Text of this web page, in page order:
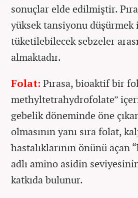
sonuçlar elde edilmiştir.
yüksek tansiyonu düşürmek
tüketilebilecek sebzeler
almaktadır.
Folat: Pırasa, bioaktif bir
methyltetrahydrofolate”
gebelik döneminde öne
olmasının yanı sıra folat,
hastalıklarının önünü açan
adlı amino asidin
katkıda bulunur.